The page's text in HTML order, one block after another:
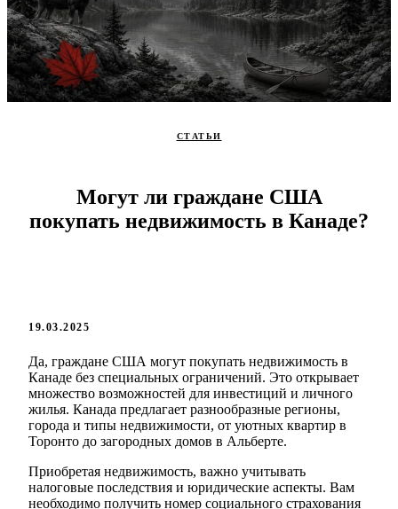
СТАТЬИ
Могут ли граждане США
покупать недвижимость в Канаде?
19.03.2025
Да, граждане США могут покупать недвижимость в
Канаде без специальных ограничений. Это открывает
множество возможностей для инвестиций и личного
жилья. Канада предлагает разнообразные регионы,
города и типы недвижимости, от уютных квартир в
Торонто до загородных домов в Альберте.
Приобретая недвижимость, важно учитывать
налоговые последствия и юридические аспекты. Вам
необходимо получить номер социального страхования